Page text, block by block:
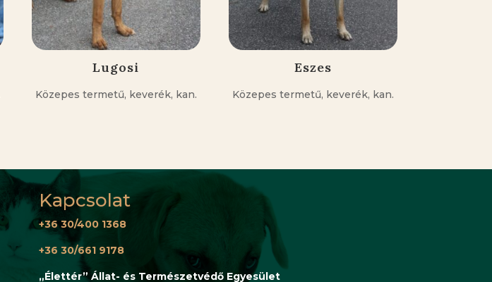
Lugosi
Közepes termetű, keverék, kan.
Eszes
Közepes termetű, keverék, kan.
Kapcsolat
+36 30/400 1368
+36 30/661 9178
„Élettér” Állat- és Természetvédő Egyesület